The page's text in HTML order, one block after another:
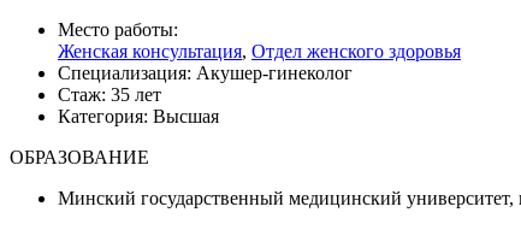
Место работы:
Женская консультация, Отдел женского здоровья
Специализация: Акушер-гинеколог
Стаж: 35 лет
Категория: Высшая
ОБРАЗОВАНИЕ
Минский государственный медицинский